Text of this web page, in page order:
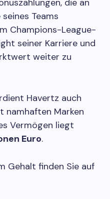
Teams
Champions-League-
seiner Karriere und
weiter zu
Havertz auch
namhaften Marken
Vermögen liegt
Euro.
Gehalt finden Sie auf